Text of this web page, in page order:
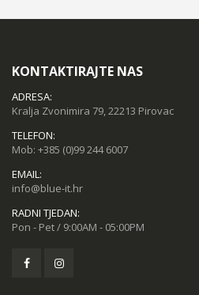
KONTAKTIRAJTE NAS
ADRESA:
Kralja Zvonimira 79, 22213 Pirovac
TELEFON:
Mob: +385 (0)99 244 6007
EMAIL:
info@blue-it.hr
RADNI TJEDAN:
Pon - Pet / 9:00AM - 05:00PM